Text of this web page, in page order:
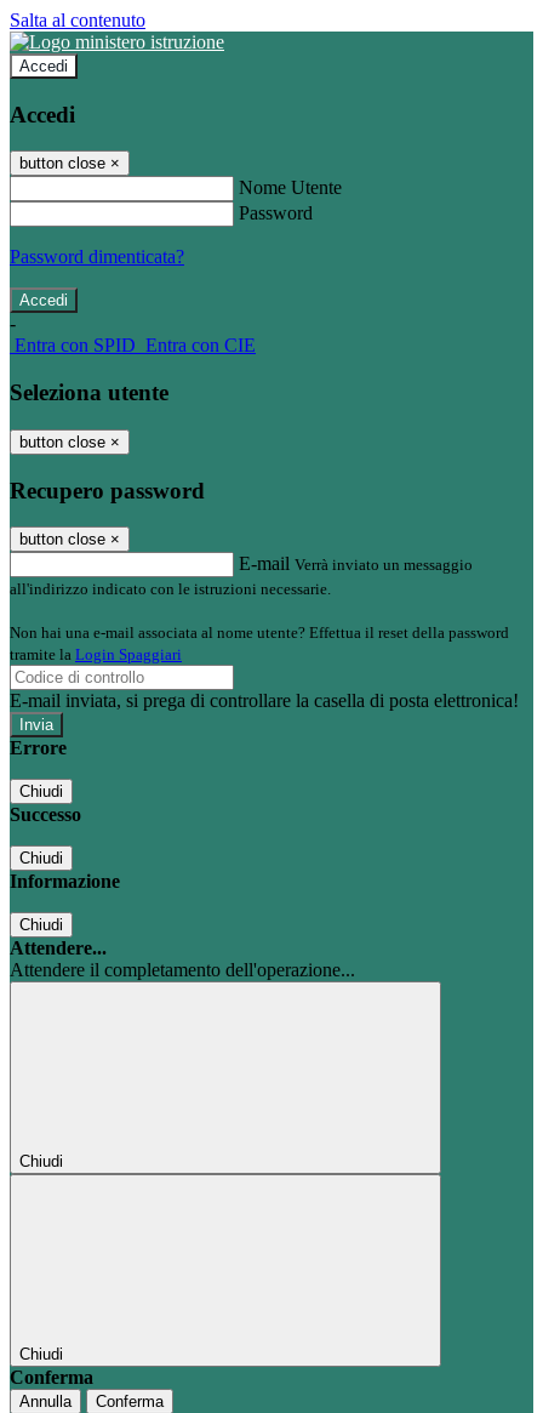
Salta al contenuto
Accedi
Accedi
button close ×
Nome Utente
Password
Password dimenticata?
-
Entra con SPID Entra con CIE
Seleziona utente
button close ×
Recupero password
button close ×
E-mail Verrà inviato un messaggio
all'indirizzo indicato con le istruzioni necessarie.
Non hai una e-mail associata al nome utente? Effettua il reset della password
tramite la Login Spaggiari
E-mail inviata, si prega di controllare la casella di posta elettronica!
Errore
Chiudi
Successo
Chiudi
Informazione
Chiudi
Attendere...
Attendere il completamento dell'operazione...
Chiudi
Chiudi
Conferma
Annulla Conferma